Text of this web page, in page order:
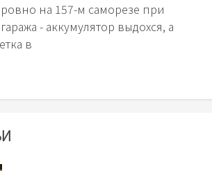
ровно на 157-м саморезе при
- аккумулятор выдохся, а
в